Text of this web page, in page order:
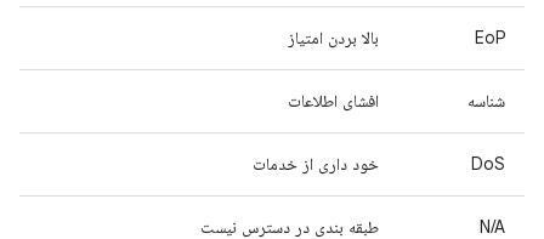
EoP بالا بردن امتیاز
شناسه افشای اطلاعات
DoS خود داری از خدمات
N/A طبقه بندی در دسترس نیست